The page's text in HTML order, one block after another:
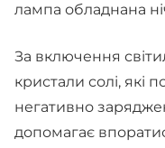
лампа обладнана
За включення
кристали солі, які
негативно
допомагає